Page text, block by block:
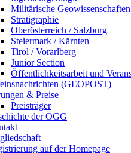
Militärische Geowissenschaften
Stratigraphie
Oberösterreich / Salzburg
Steiermark / Kärnten
Tirol / Vorarlberg
Junior Section
Öffentlichkeitsarbeit und
(GEOPOST)
& Preise
Preisträger
der ÖGG
auf der Homepage